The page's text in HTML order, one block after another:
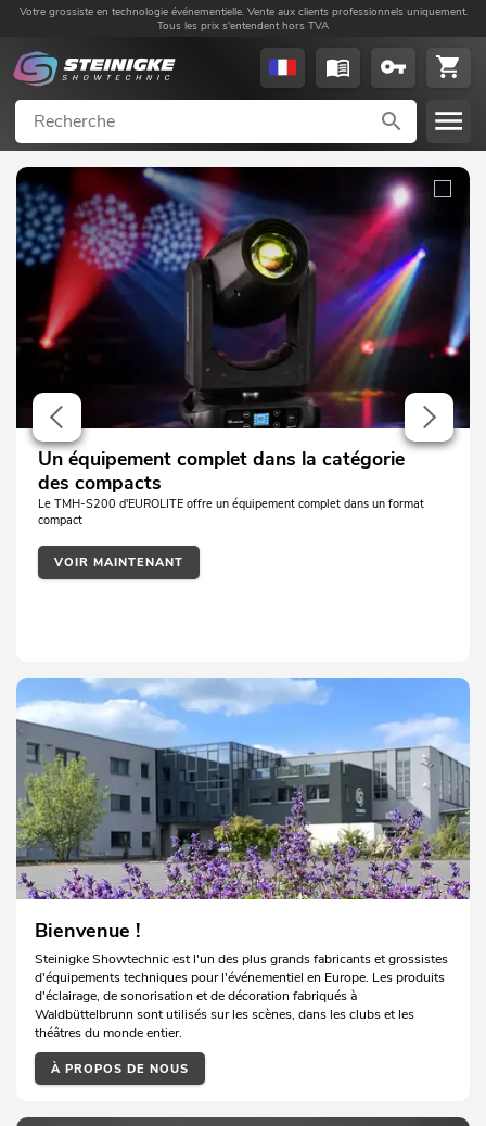
Votre grossiste en technologie événementielle. Vente aux clients professionnels uniquement.
Tous les prix s'entendent hors TVA
Un équipement complet dans la catégorie
des compacts
Le TMH-S200 d'EUROLITE offre un équipement complet dans un format
compact
VOIR MAINTENANT
Bienvenue !
Steinigke Showtechnic est l'un des plus grands fabricants et grossistes
d'équipements techniques pour l'événementiel en Europe. Les produits
d'éclairage, de sonorisation et de décoration fabriqués à
Waldbüttelbrunn sont utilisés sur les scènes, dans les clubs et les
théâtres du monde entier.
À PROPOS DE NOUS